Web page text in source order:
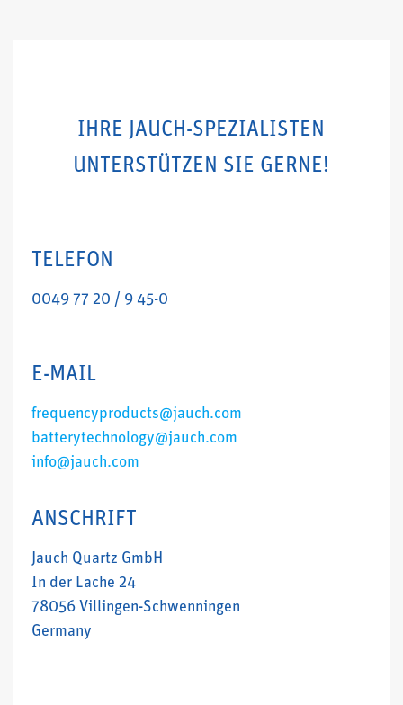
IHRE JAUCH-SPEZIALISTEN
UNTERSTÜTZEN SIE GERNE!
TELEFON
0049 77 20 / 9 45-0
E-MAIL
frequencyproducts@jauch.com
batterytechnology@jauch.com
info@jauch.com
ANSCHRIFT
Jauch Quartz GmbH
In der Lache 24
78056 Villingen-Schwenningen
Germany